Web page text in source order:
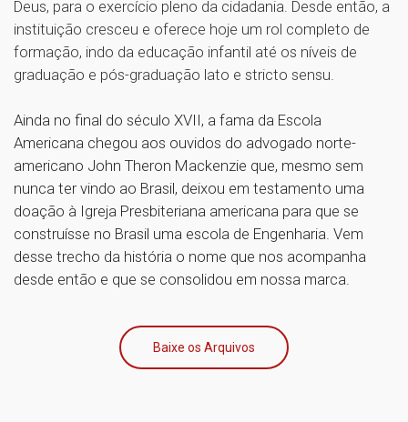
Deus, para o exercício pleno da cidadania. Desde então, a
instituição cresceu e oferece hoje um rol completo de
formação, indo da educação infantil até os níveis de
graduação e pós-graduação lato e stricto sensu.
Ainda no final do século XVII, a fama da Escola
Americana chegou aos ouvidos do advogado norte-
americano John Theron Mackenzie que, mesmo sem
nunca ter vindo ao Brasil, deixou em testamento uma
doação à Igreja Presbiteriana americana para que se
construísse no Brasil uma escola de Engenharia. Vem
desse trecho da história o nome que nos acompanha
desde então e que se consolidou em nossa marca.
Baixe os Arquivos